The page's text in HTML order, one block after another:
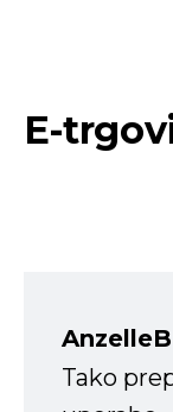
E-
AnzelleB
Tako